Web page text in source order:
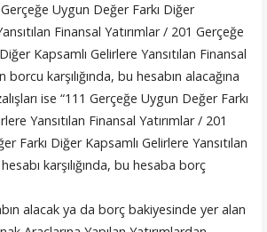
Uygun Değer Farkı Diğer
Finansal Yatırımlar / 201 Gerçeğe
Kapsamlı Gelirlere Yansıtılan Finansal
borcu karşılığında, bu hesabın alacağına
ise “111 Gerçeğe Uygun Değer Farkı
Yansıtılan Finansal Yatırımlar / 201
Farkı Diğer Kapsamlı Gelirlere Yansıtılan
karşılığında, bu hesaba borç
alacak ya da borç bakiyesinde yer alan